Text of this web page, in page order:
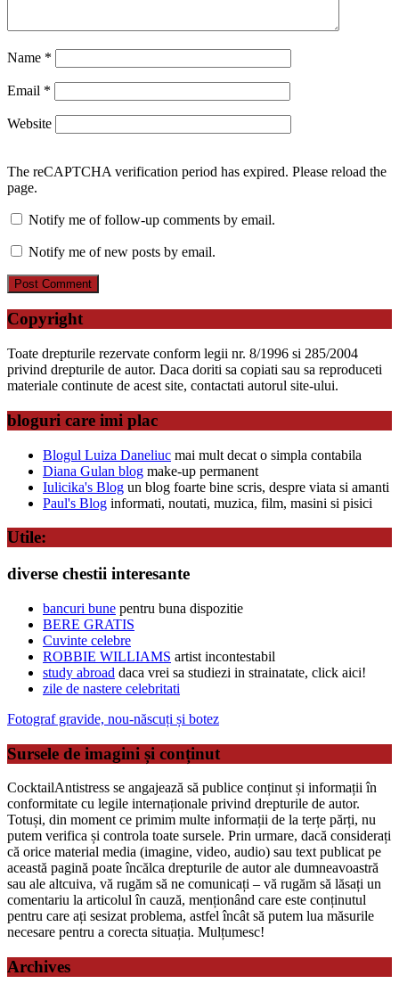
Name *
Email *
Website
The reCAPTCHA verification period has expired. Please reload the
page.
Notify me of follow-up comments by email.
Notify me of new posts by email.
Copyright
Toate drepturile rezervate conform legii nr. 8/1996 si 285/2004
privind drepturile de autor. Daca doriti sa copiati sau sa reproduceti
materiale continute de acest site, contactati autorul site-ului.
bloguri care imi plac
Blogul Luiza Daneliuc mai mult decat o simpla contabila
Diana Gulan blog make-up permanent
Iulicika's Blog un blog foarte bine scris, despre viata si amanti
Paul's Blog informati, noutati, muzica, film, masini si pisici
Utile:
diverse chestii interesante
bancuri bune pentru buna dispozitie
BERE GRATIS
Cuvinte celebre
ROBBIE WILLIAMS artist incontestabil
study abroad daca vrei sa studiezi in strainatate, click aici!
zile de nastere celebritati
Fotograf gravide, nou-născuți și botez
Sursele de imagini și conținut
CocktailAntistress se angajează să publice conținut și informații în
conformitate cu legile internaționale privind drepturile de autor.
Totuși, din moment ce primim multe informații de la terțe părți, nu
putem verifica și controla toate sursele. Prin urmare, dacă considerați
că orice material media (imagine, video, audio) sau text publicat pe
această pagină poate încălca drepturile de autor ale dumneavoastră
sau ale altcuiva, vă rugăm să ne comunicați – vă rugăm să lăsați un
comentariu la articolul în cauză, menționând care este conținutul
pentru care ați sesizat problema, astfel încât să putem lua măsurile
necesare pentru a corecta situația. Mulțumesc!
Archives